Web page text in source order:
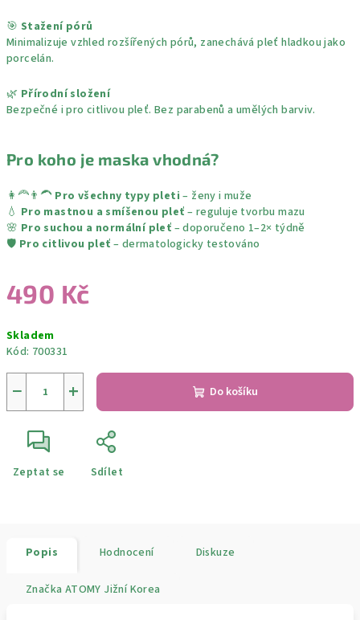
🎯 Stažení pórů
Minimalizuje vzhled rozšířených pórů, zanechává pleť hladkou jako
porcelán.
🌿 Přírodní složení
Bezpečné i pro citlivou pleť. Bez parabenů a umělých barviv.
Pro koho je maska vhodná?
👩‍🦰👨‍🦱 Pro všechny typy pleti – ženy i muže
💧 Pro mastnou a smíšenou pleť – reguluje tvorbu mazu
🌸 Pro suchou a normální pleť – doporučeno 1–2× týdně
🛡️ Pro citlivou pleť – dermatologicky testováno
490 Kč
cena:
Skladem
Kód: 700331
+
− Do košíku
Zeptat se Sdílet
Popis Hodnocení Diskuze
Značka ATOMY Jižní Korea